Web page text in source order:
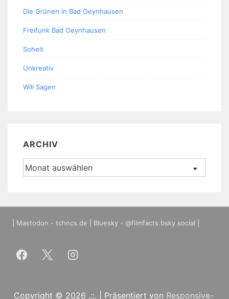
Die Grünen in Bad Oeynhausen
Freifunk Bad Oeynhausen
Soheit
Unkreativ
Will Sagen
ARCHIV
Archiv
Mastodon - tchncs.de Bluesky - @filmfacts.bsky.social
Copyright © 2026 .::. | Präsentiert von Responsive-